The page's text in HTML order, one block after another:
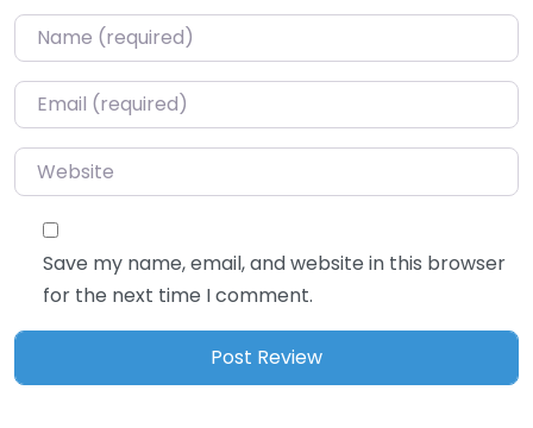
Name*
Email*
Website
Save my name, email, and website in this browser
for the next time I comment.